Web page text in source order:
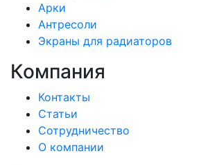
Арки
Антресоли
Экраны для радиаторов
Компания
Контакты
Статьи
Сотрудничество
О компании